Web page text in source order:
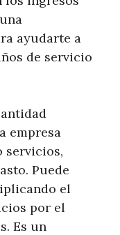
ayudarte a
de servicio
empresa
servicios,
Puede
el
por el
Es un